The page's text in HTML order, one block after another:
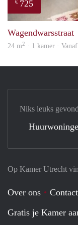
€ 725
Wagendwarsstraat
24 m2 · 1 kamer ·
Op Kamer Utrecht
Over ons Contact
Gratis je Kamer
Niks leuks